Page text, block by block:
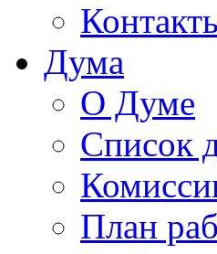
Дума
О Думе
Список
План